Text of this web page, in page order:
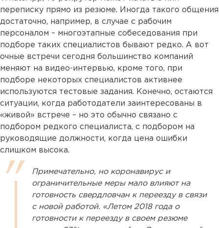
переписку прямо из резюме. Иногда такого общения
достаточно, например, в случае с рабочим
персоналом – многоэтапные собеседования при
подборе таких специалистов бывают редко. А вот
очные встречи сегодня большинство компаний
меняют на видео-интервью, кроме того, при
подборе некоторых специалистов активнее
используются тестовые задания. Конечно, остаются
ситуации, когда работодатели заинтересованы в
«живой» встрече – но это обычно связано с
подбором редкого специалиста, с подбором на
руководящие должности, когда цена ошибки
слишком высока.
Примечательно, но коронавирус и
ограничительные меры мало влияют на
готовность свердловчан к переезду в связи
с новой работой. «Летом 2018 года о
готовности к переезду в своем резюме